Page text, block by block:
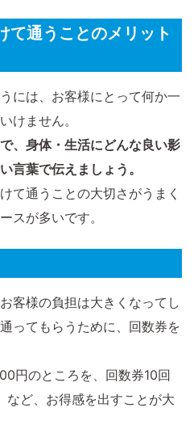
て通うことのメリット
には、お客様にとって何か一
けません。
、身体・生活にどんな良い影
言葉で伝えましょう。
て通うことの大切さがうまく
スが多いです。
客様の負担は大きくなってし
ってもらうために、回数券を
円のところを、回数券10回
ど、お得感を出すことが大